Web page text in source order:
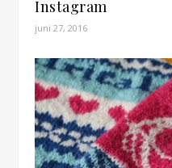
Instagram
juni 27, 2016